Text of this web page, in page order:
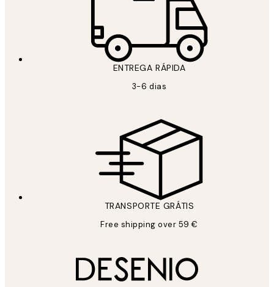
ENTREGA RÁPIDA
3-6 dias
TRANSPORTE GRÁTIS
Free shipping over 59 €